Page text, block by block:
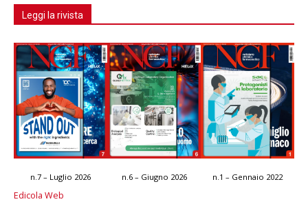
Leggi la rivista
n.7 – Luglio 2026 n.6 – Giugno 2026 n.1 – Gennaio 2022
Edicola Web